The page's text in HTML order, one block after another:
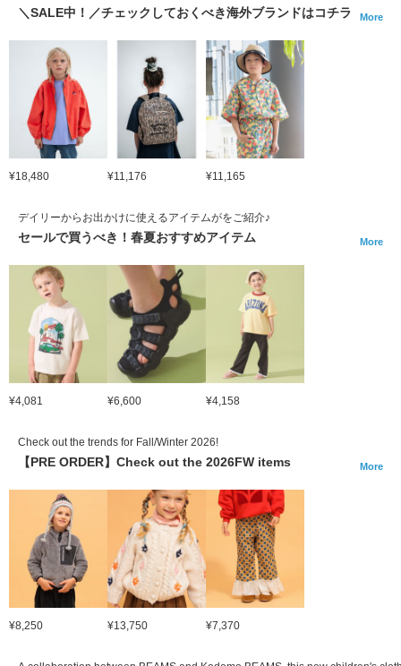
＼SALE中！／チェックしておくべき海外ブランドはコチラ More
¥18,480 ¥11,176 ¥11,165
デイリーからお出かけに使えるアイテムがをご紹介♪
セールで買うべき！春夏おすすめアイテム More
¥4,081 ¥6,600 ¥4,158
Check out the trends for Fall/Winter 2026!
【PRE ORDER】Check out the 2026FW items More
¥8,250 ¥13,750 ¥7,370